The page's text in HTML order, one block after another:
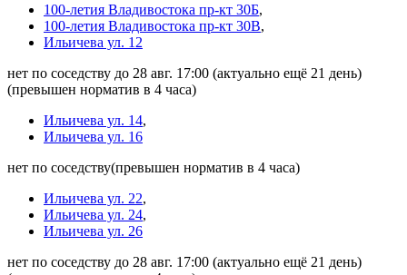
100-летия Владивостока пр-кт 30Б,
100-летия Владивостока пр-кт 30В,
Ильичева ул. 12
нет по соседству до 28 авг. 17:00 (актуально ещё 21 день)
(превышен норматив в 4 часа)
Ильичева ул. 14,
Ильичева ул. 16
нет по соседству(превышен норматив в 4 часа)
Ильичева ул. 22,
Ильичева ул. 24,
Ильичева ул. 26
нет по соседству до 28 авг. 17:00 (актуально ещё 21 день)